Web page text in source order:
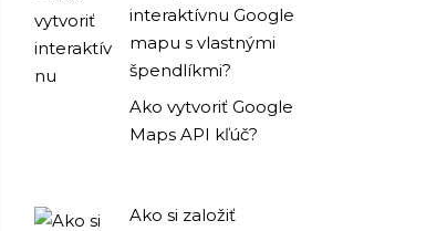
interaktívnu Google
mapu s vlastnými
špendlíkmi?
Ako vytvoriť Google
Maps API kľúč?
Ako si založiť